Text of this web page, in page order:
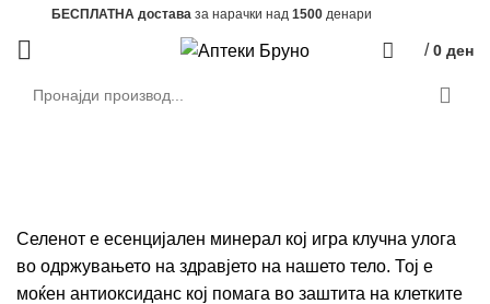
БЕСПЛАТНА достава за нарачки над 1500 денари
/ 0 ден
Селенот е есенцијален минерал кој игра клучна улога
во одржувањето на здравјето на нашето тело. Тој е
моќен антиоксиданс кој помага во заштита на клетките